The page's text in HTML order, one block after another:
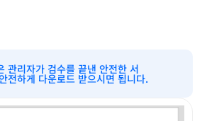
관리자가 검수를 끝낸 안전한 서
전하게 다운로드 받으시면 됩니다.